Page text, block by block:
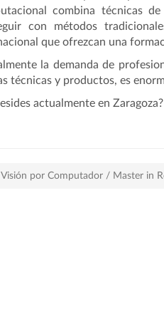
combina técnicas
con métodos
que ofrezcan una
la demanda de
técnicas y productos, es
actualmente en
por Computador / Master in